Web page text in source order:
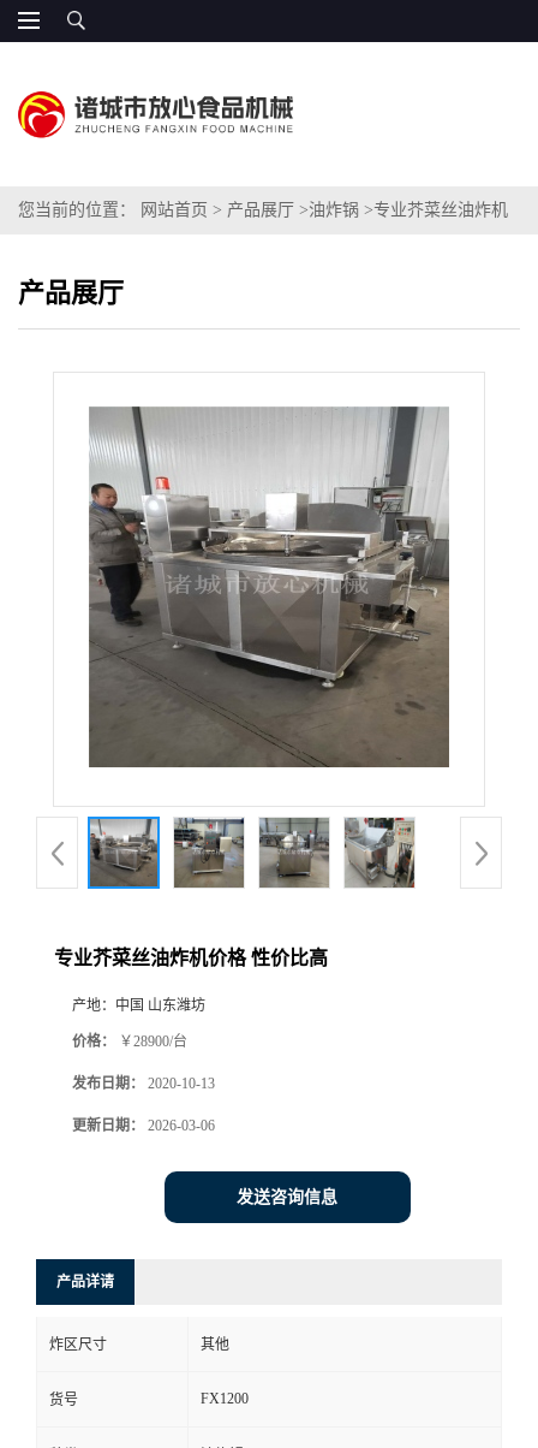
您当前的位置： 网站首页 > 产品展厅 >油炸锅 >专业芥菜丝油炸机
产品展厅
专业芥菜丝油炸机价格 性价比高
产地： 中国 山东潍坊
价格： ￥28900/台
发布日期： 2020-10-13
更新日期： 2026-03-06
发送咨询信息
产品详请
炸区尺寸 其他
货号 FX1200